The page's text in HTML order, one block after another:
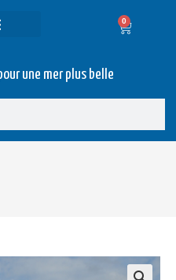
0
une mer plus belle